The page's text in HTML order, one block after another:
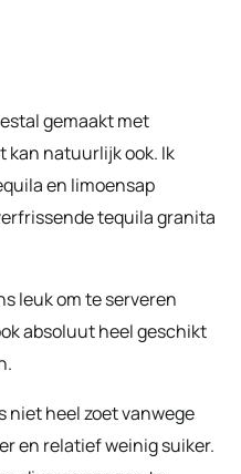
gemaakt met
natuurlijk ook. Ik
en limoensap
tequila granita
leuk om te serveren
absoluut heel geschikt
niet heel zoet vanwege
en relatief weinig suiker.